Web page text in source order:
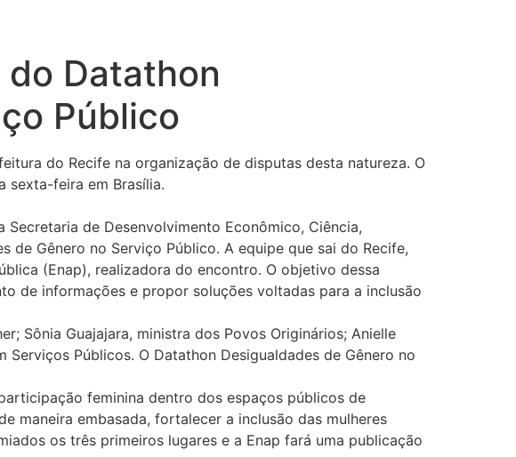
Datathon
Público
do Recife na organização de disputas desta natureza. O
sexta-feira em Brasília.
de Desenvolvimento Econômico, Ciência,
de Gênero no Serviço Público. A equipe que sai do Recife,
(Enap), realizadora do encontro. O objetivo dessa
de informações e propor soluções voltadas para a inclusão
Sônia Guajajara, ministra dos Povos Originários; Anielle
Públicos. O Datathon Desigualdades de Gênero no
feminina dentro dos espaços públicos de
maneira embasada, fortalecer a inclusão das mulheres
os três primeiros lugares e a Enap fará uma publicação